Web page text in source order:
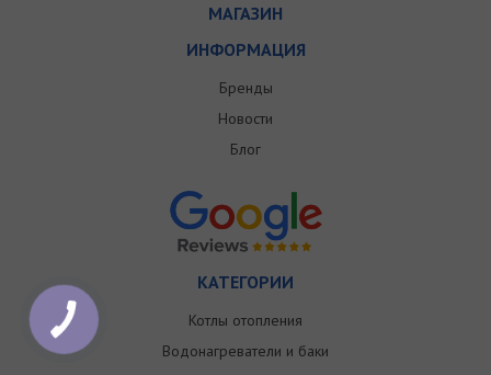
МАГАЗИН
ИНФОРМАЦИЯ
Бренды
Новости
Блог
КАТЕГОРИИ
Котлы отопления
Водонагреватели и баки